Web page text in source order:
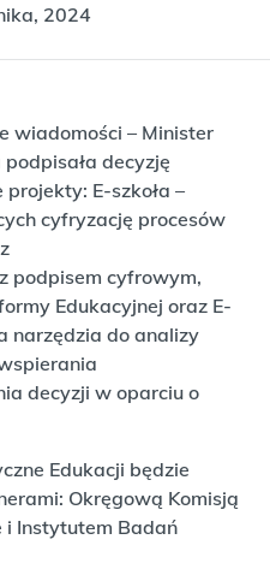
2024
wiadomości – Minister
decyzję
E-szkoła –
cyfryzację procesów
podpisem cyfrowym,
Edukacyjnej oraz E-
narzędzia do analizy
decyzji w oparciu o
Edukacji będzie
Okręgową Komisją
i Instytutem Badań